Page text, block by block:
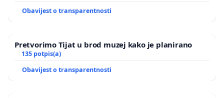
Obavijest o transparentnosti
Pretvorimo Tijat u brod muzej kako je planirano
135 potpis(a)
Obavijest o transparentnosti